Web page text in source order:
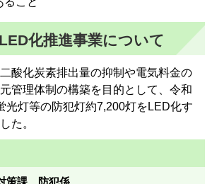
化推進事業について
酸化炭素排出量の抑制や電気料金の
管理体制の構築を目的として、令和
光灯等の防犯灯約7,200灯をLED化す
た。
策課 防犯係